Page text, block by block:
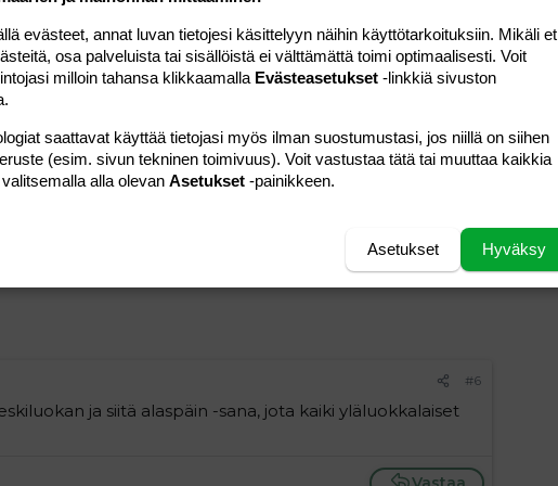
niinkuin suomessakin, riippuu perheestä. itseasiassa
lapset ovat huonotapaisempia.
suosittelen syvästi hullunhauskaa, mutta valaisevaa
noin, vaikka kirjoitusvirheet laskiskin pois, niin kieli on
merkillistä... joko vedetty hatusta tai kyseessä joku
Vastaa
#6
ja siitä alaspäin -sana, jota kaiki yläluokkalaiset
evästeet, annat luvan tietojesi käsittelyyn näihin käyttötarkoituksiin. Mikäli et
osa palveluista tai sisällöistä ei välttämättä toimi optimaalisesti. Voit
milloin tahansa klikkaamalla Evästeasetukset -linkkiä sivuston
saattavat käyttää tietojasi myös ilman suostumustasi, jos niillä on siihen
(esim. sivun tekninen toimivuus). Voit vastustaa tätä tai muuttaa kaikkia
alla olevan Asetukset -painikkeen.
Hyväksy
Asetukset